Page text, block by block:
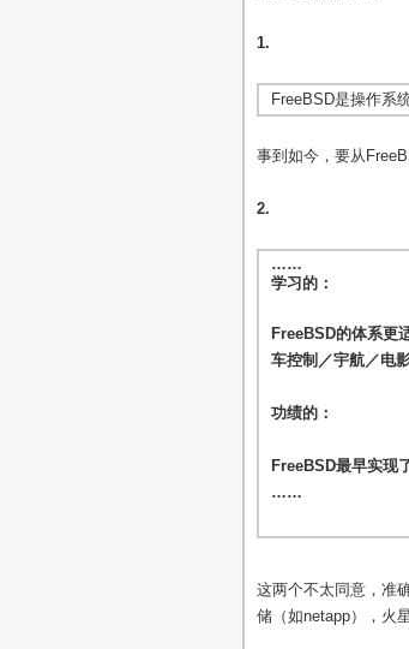
1.
FreeBSD是操作系
事到如今，要从
2.
……
学习的：
FreeBSD的体系更
车控制／宇航／电影
功绩的：
FreeBSD最早实现
……
这两个不太同意，准
储（如netapp），火